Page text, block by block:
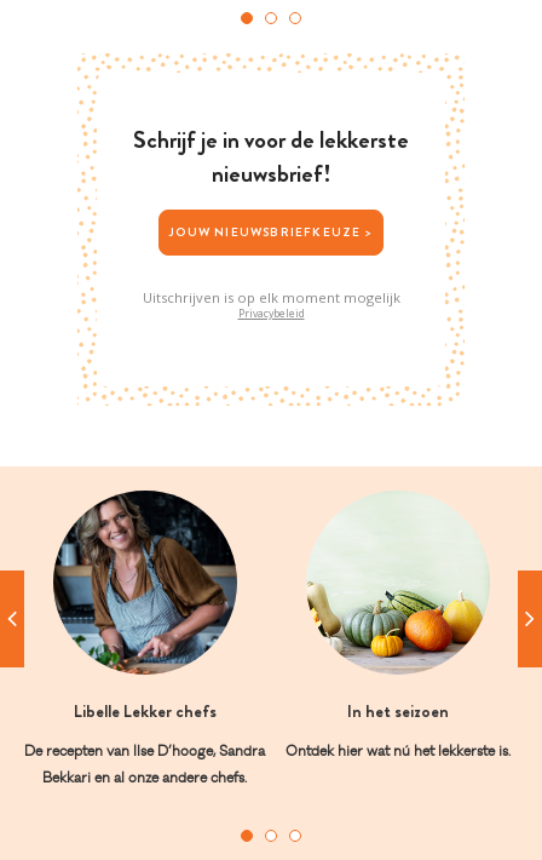
Schrijf je in voor de lekkerste
nieuwsbrief!
JOUW NIEUWSBRIEFKEUZE >
Uitschrijven is op elk moment mogelijk
Privacybeleid
Libelle Lekker chefs
De recepten van Ilse D’hooge, Sandra
Bekkari en al onze andere chefs.
In het seizoen
Ontdek hier wat nú het lekkerste is.